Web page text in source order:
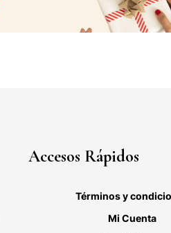
Accesos Rápidos
Términos y
Mi Cuenta